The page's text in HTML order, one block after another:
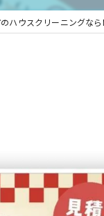
ハウスクリーニングな